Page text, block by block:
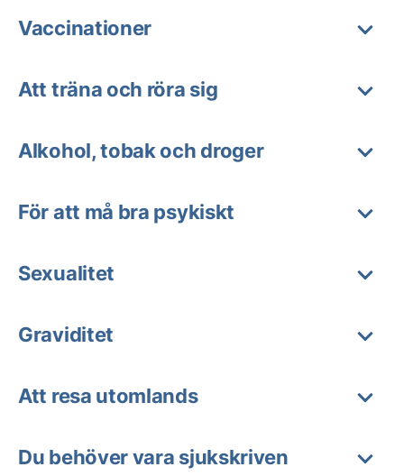
Vaccinationer
Att träna och röra sig
Alkohol, tobak och droger
För att må bra psykiskt
Sexualitet
Graviditet
Att resa utomlands
Du behöver vara sjukskriven